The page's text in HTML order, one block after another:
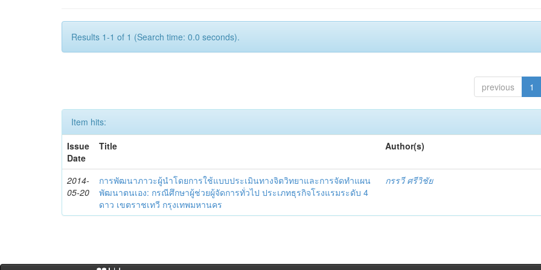
Results 1-1 of 1 (Search time: 0.0 seconds).
previous 1
Item hits:
Issue
Date
Title Author(s)
2014-
05-20
การพัฒนาภาวะผู้นำโดยการใช้แบบประเมินทางจิตวิทยาและการจัดทำแผน
พัฒนาตนเอง: กรณีศึกษาผู้ช่วยผู้จัดการทั่วไป ประเภทธุรกิจโรงแรมระดับ 4
ดาว เขตราชเทวี กรุงเทพมหานคร
กรรวี ศรีวิชัย